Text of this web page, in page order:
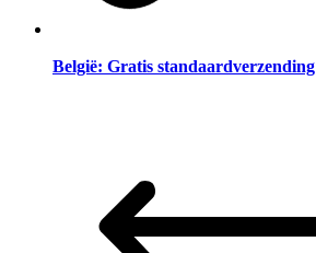
België: Gratis standaardverzending